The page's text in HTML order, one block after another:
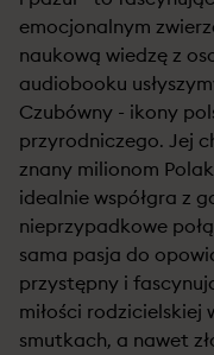
emocjonalnym
naukową wiedzę z
audiobooku
Czubówny - ikony
przyrodniczego. Jej
znany milionom
idealnie współgra z
nieprzypadkowe
sama pasja do
przystępny i
miłości rodzicielskiej
smutkach, a nawet